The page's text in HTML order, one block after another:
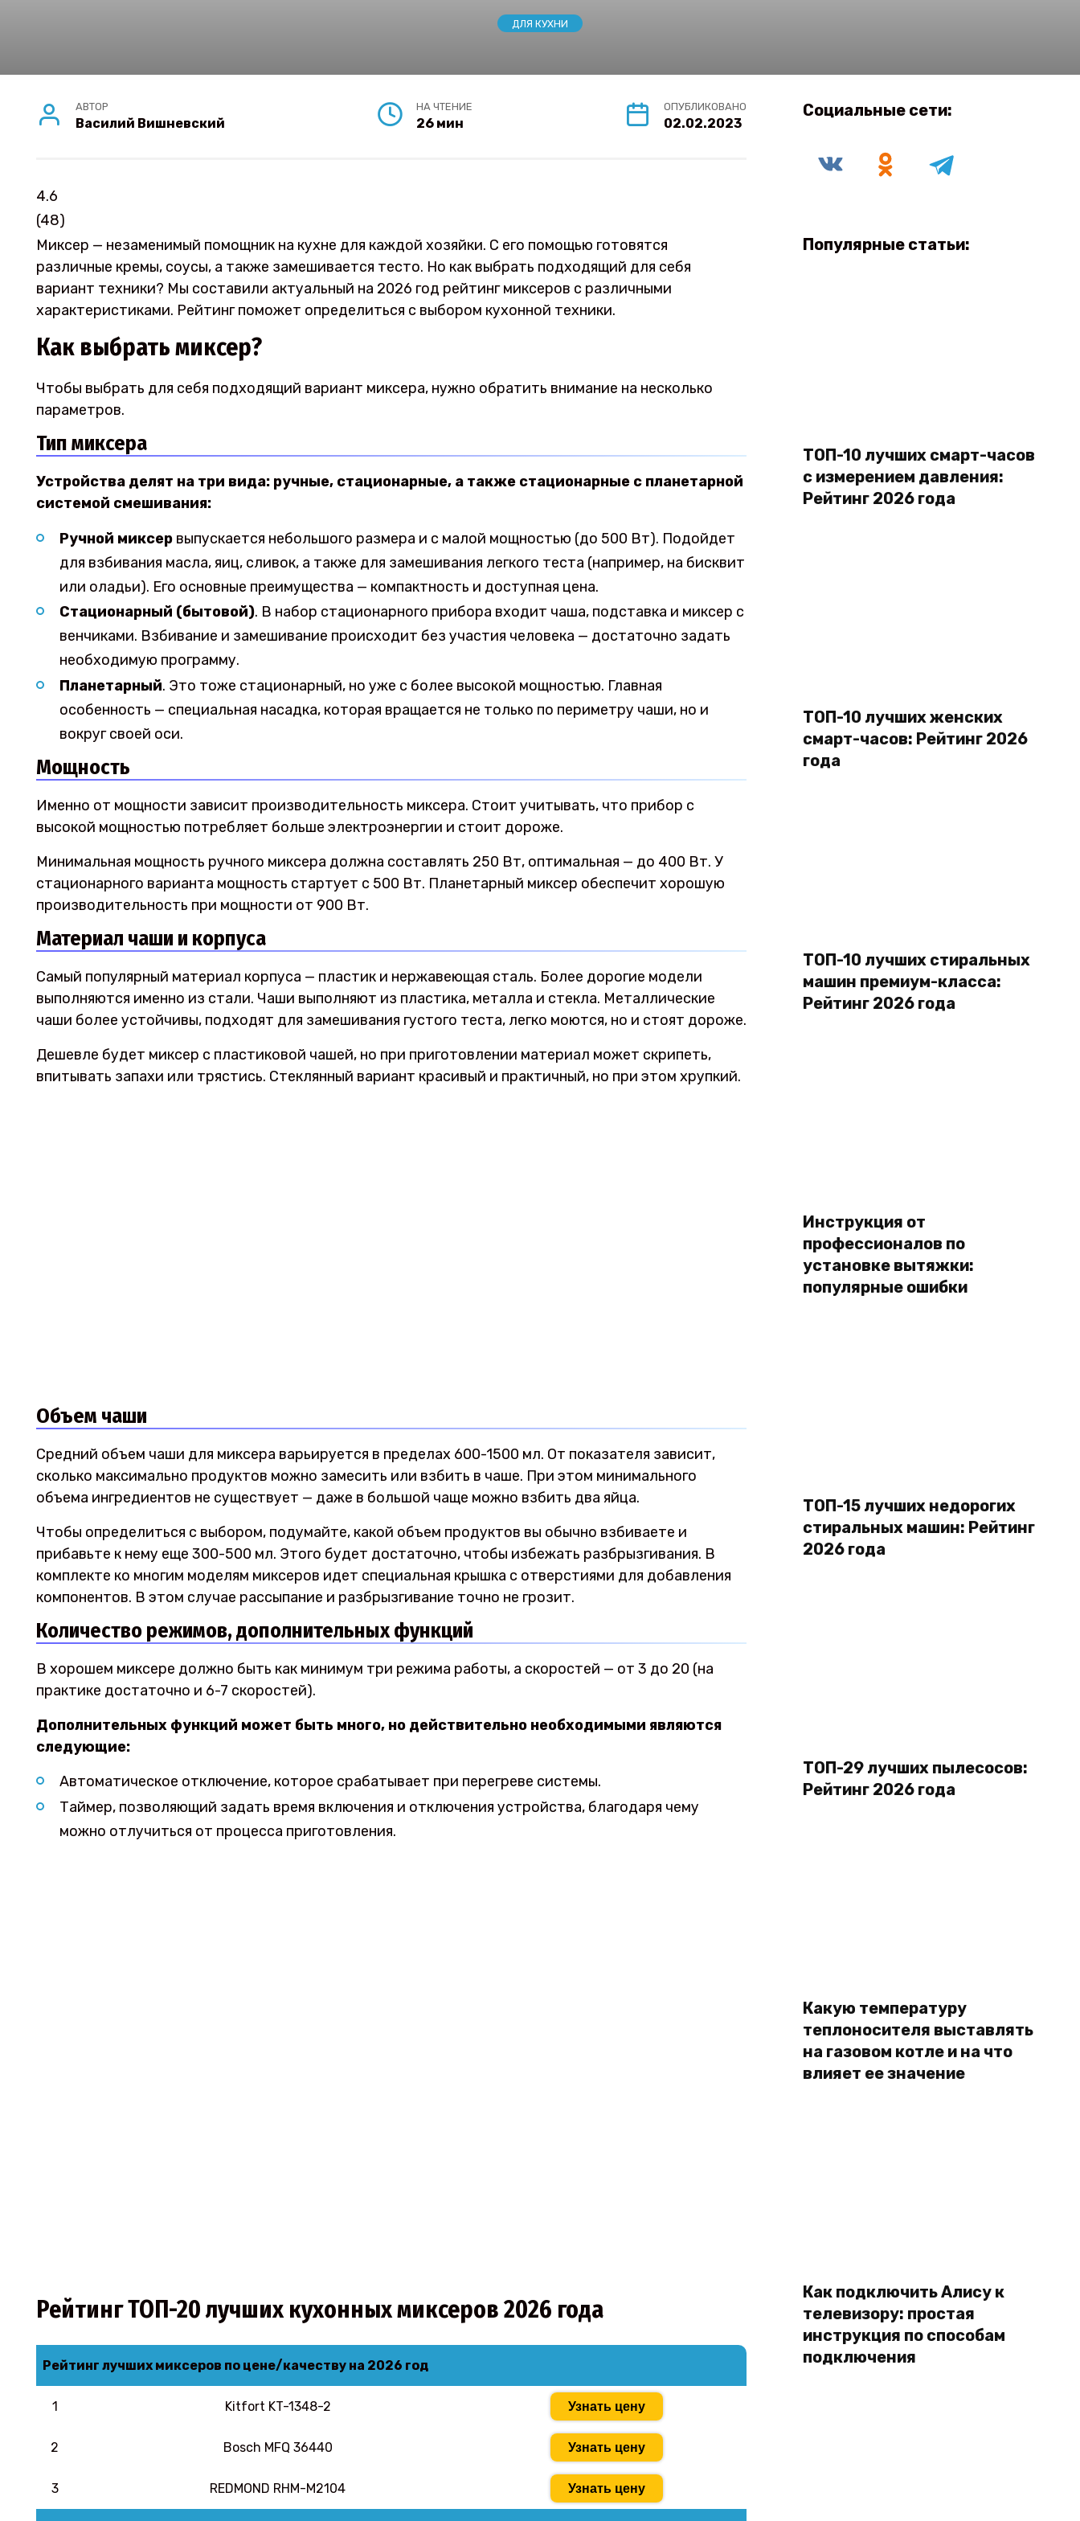
ДЛЯ КУХНИ
АВТОР
Василий Вишневский
НА ЧТЕНИЕ
26 мин
ОПУБЛИКОВАНО
02.02.2023
4.6
(48)
Миксер — незаменимый помощник на кухне для каждой хозяйки. С его помощью готовятся
различные кремы, соусы, а также замешивается тесто. Но как выбрать подходящий для себя
вариант техники? Мы составили актуальный на 2026 год рейтинг миксеров с различными
характеристиками. Рейтинг поможет определиться с выбором кухонной техники.
Как выбрать миксер?
Чтобы выбрать для себя подходящий вариант миксера, нужно обратить внимание на несколько
параметров.
Тип миксера
Устройства делят на три вида: ручные, стационарные, а также стационарные с планетарной
системой смешивания:
Ручной миксервыпускается небольшого размера и с малой мощностью (до 500 Вт). Подойдет
для взбивания масла, яиц, сливок, а также для замешивания легкого теста (например, на бисквит
или оладьи). Его основные преимущества — компактность и доступная цена.
Стационарный (бытовой). В набор стационарного прибора входит чаша, подставка и миксер с
венчиками. Взбивание и замешивание происходит без участия человека — достаточно задать
необходимую программу.
Планетарный. Это тоже стационарный, но уже с более высокой мощностью. Главная
особенность — специальная насадка, которая вращается не только по периметру чаши, но и
вокруг своей оси.
Мощность
Именно от мощности зависит производительность миксера. Стоит учитывать, что прибор с
высокой мощностью потребляет больше электроэнергии и стоит дороже.
Минимальная мощность ручного миксера должна составлять 250 Вт, оптимальная — до 400 Вт. У
стационарного варианта мощность стартует с 500 Вт. Планетарный миксер обеспечит хорошую
производительность при мощности от 900 Вт.
Материал чаши и корпуса
Самый популярный материал корпуса — пластик и нержавеющая сталь. Более дорогие модели
выполняются именно из стали. Чаши выполняют из пластика, металла и стекла. Металлические
чаши более устойчивы, подходят для замешивания густого теста, легко моются, но и стоят дороже.
Дешевле будет миксер с пластиковой чашей, но при приготовлении материал может скрипеть,
впитывать запахи или трястись. Стеклянный вариант красивый и практичный, но при этом хрупкий.
Объем чаши
Средний объем чаши для миксера варьируется в пределах 600-1500 мл. От показателя зависит,
сколько максимально продуктов можно замесить или взбить в чаше. При этом минимального
объема ингредиентов не существует — даже в большой чаще можно взбить два яйца.
Чтобы определиться с выбором, подумайте, какой объем продуктов вы обычно взбиваете и
прибавьте к нему еще 300-500 мл. Этого будет достаточно, чтобы избежать разбрызгивания. В
комплекте ко многим моделям миксеров идет специальная крышка с отверстиями для добавления
компонентов. В этом случае рассыпание и разбрызгивание точно не грозит.
Количество режимов, дополнительных функций
В хорошем миксере должно быть как минимум три режима работы, а скоростей — от 3 до 20 (на
практике достаточно и 6-7 скоростей).
Дополнительных функций может быть много, но действительно необходимыми являются
следующие:
Автоматическое отключение, которое срабатывает при перегреве системы.
Таймер, позволяющий задать время включения и отключения устройства, благодаря чему
можно отлучиться от процесса приготовления.
Рейтинг ТОП-20 лучших кухонных миксеров 2026 года
Рейтинг лучших миксеров по цене/качеству на 2026 год
1 Kitfort KT-1348-2 Узнать цену
2 Bosch MFQ 36440 Узнать цену
3 REDMOND RHM-M2104 Узнать цену
Социальные сети:
Популярные статьи:
ТОП-10 лучших смарт-часов
с измерением давления:
Рейтинг 2026 года
ТОП-10 лучших женских
смарт-часов: Рейтинг 2026
года
ТОП-10 лучших стиральных
машин премиум-класса:
Рейтинг 2026 года
Инструкция от
профессионалов по
установке вытяжки:
популярные ошибки
ТОП-15 лучших недорогих
стиральных машин: Рейтинг
2026 года
ТОП-29 лучших пылесосов:
Рейтинг 2026 года
Какую температуру
теплоносителя выставлять
на газовом котле и на что
влияет ее значение
Как подключить Алису к
телевизору: простая
инструкция по способам
подключения